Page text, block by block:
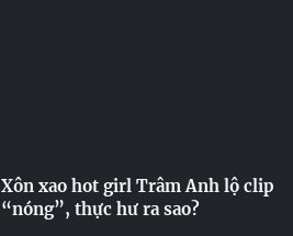
Xôn xao hot girl Trâm Anh lộ clip
“nóng”, thực hư ra sao?